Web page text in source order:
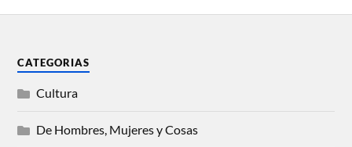
CATEGORIAS
Cultura
De Hombres, Mujeres y Cosas